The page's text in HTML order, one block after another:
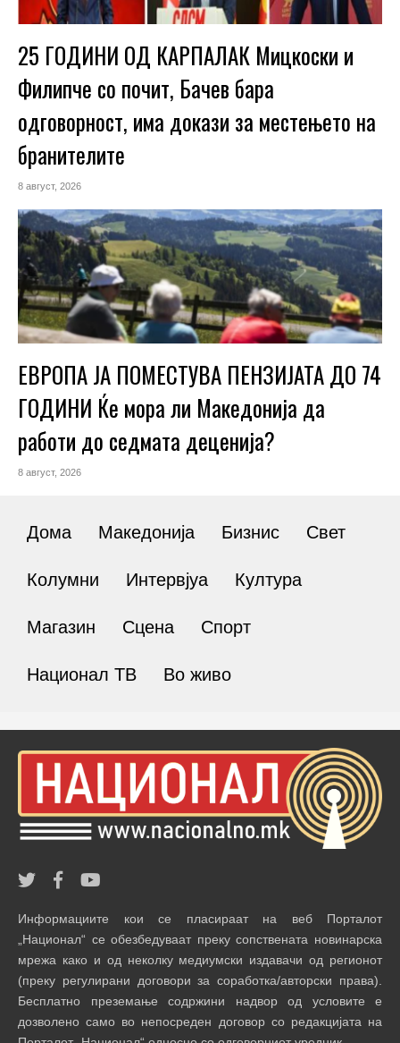
25 ГОДИНИ ОД КАРПАЛАК Мицкоски и
Филипче со почит, Бачев бара
одговорност, има докази за местењето на
бранителите
8 август, 2026
ЕВРОПА ЈА ПОМЕСТУВА ПЕНЗИЈАТА ДО 74
ГОДИНИ Ќе мора ли Македонија да
работи до седмата деценија?
8 август, 2026
Дома Македонија Бизнис Свет
Колумни Интервјуа Култура
Магазин Сцена Спорт
Национал ТВ Во живо
Информациите кои се пласираат на веб Порталот
„Национал“ се обезбедуваат преку сопствената новинарска
мрежа како и од неколку медиумски издавачи од регионот
(преку регулирани договори за соработка/авторски права).
Бесплатно преземање содржини надвор од условите е
дозволено само во непосреден договор со редакцијата на